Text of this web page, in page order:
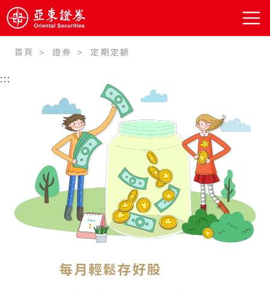
:::
每月輕鬆存好股
首頁 證券 定期定額